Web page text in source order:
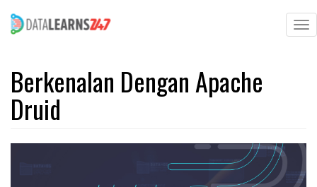
main
content
Berkenalan Dengan Apache
Druid